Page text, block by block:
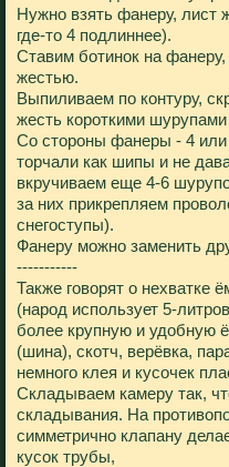
Нужно взять фанеру, лист
где-то 4 подлиннее).
Ставим ботинок на
жестью.
Выпиливаем по контуру,
жесть короткими
Со стороны фанеры - 4
торчали как шипы и не
вкручиваем еще 4-6
за них прикрепляем
снегоступы).
Фанеру можно заменить
-----------
Также говорят о нехватке
(народ использует 5-
более крупную и удобную
(шина), скотч, верёвка,
немного клея и кусочек
Складываем камеру так,
складывания. На
симметрично клапану
кусок трубы,